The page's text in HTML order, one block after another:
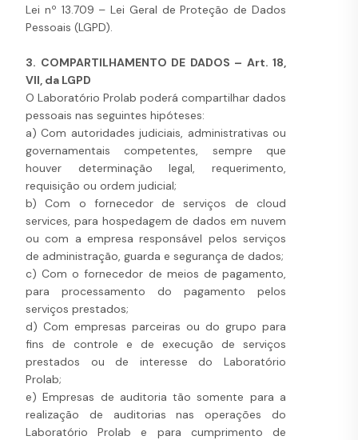
Lei nº 13.709 – Lei Geral de Proteção de Dados
Pessoais (LGPD).
3. COMPARTILHAMENTO DE DADOS – Art. 18,
VII, da LGPD
O Laboratório Prolab poderá compartilhar dados
pessoais nas seguintes hipóteses:
a) Com autoridades judiciais, administrativas ou
governamentais competentes, sempre que
houver determinação legal, requerimento,
requisição ou ordem judicial;
b) Com o fornecedor de serviços de cloud
services, para hospedagem de dados em nuvem
ou com a empresa responsável pelos serviços
de administração, guarda e segurança de dados;
c) Com o fornecedor de meios de pagamento,
para processamento do pagamento pelos
serviços prestados;
d) Com empresas parceiras ou do grupo para
fins de controle e de execução de serviços
prestados ou de interesse do Laboratório
Prolab;
e) Empresas de auditoria tão somente para a
realização de auditorias nas operações do
Laboratório Prolab e para cumprimento de